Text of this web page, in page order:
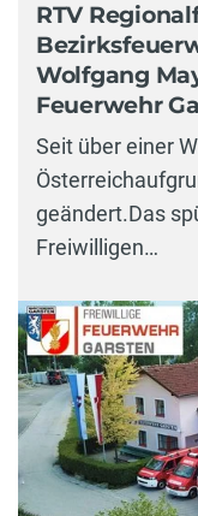
RTV
Wolfgang
Feuerwehr
Seit über einer
geändert.Das
Freiwilligen…